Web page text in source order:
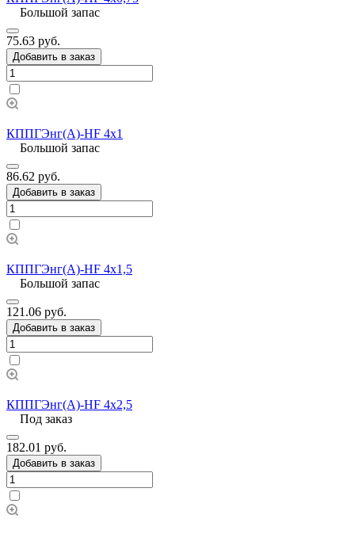
Большой запас
75.63 руб.
Добавить в заказ
КППГЭнг(А)-HF 4х1
Большой запас
86.62 руб.
Добавить в заказ
КППГЭнг(А)-HF 4х1,5
Большой запас
121.06 руб.
Добавить в заказ
КППГЭнг(А)-HF 4х2,5
Под заказ
182.01 руб.
Добавить в заказ